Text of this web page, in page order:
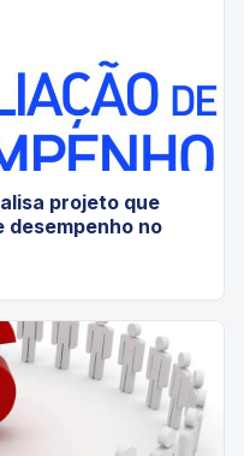
projeto que
no